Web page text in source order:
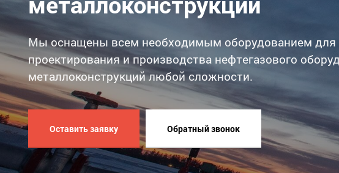
Мы оснащены всем необходимым оборудованием для
проектирования и производства нефтегазового
металлоконструкций любой сложности.
Оставить заявку Обратный звонок